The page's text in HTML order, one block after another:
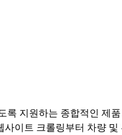
지원하는 종합적인 제
이트 크롤링부터 차량